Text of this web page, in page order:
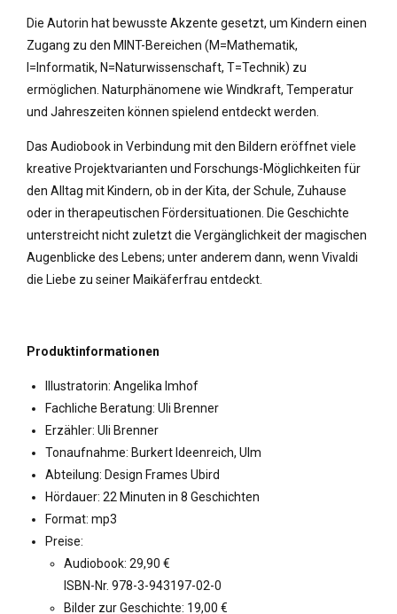
Die Autorin hat bewusste Akzente gesetzt, um Kindern einen
Zugang zu den MINT-Bereichen (M=Mathematik,
I=Informatik, N=Naturwissenschaft, T=Technik) zu
ermöglichen. Naturphänomene wie Windkraft, Temperatur
und Jahreszeiten können spielend entdeckt werden.
Das Audiobook in Verbindung mit den Bildern eröffnet viele
kreative Projektvarianten und Forschungs-Möglichkeiten für
den Alltag mit Kindern, ob in der Kita, der Schule, Zuhause
oder in therapeutischen Fördersituationen. Die Geschichte
unterstreicht nicht zuletzt die Vergänglichkeit der magischen
Augenblicke des Lebens; unter anderem dann, wenn Vivaldi
die Liebe zu seiner Maikäferfrau entdeckt.
Produktinformationen
Illustratorin: Angelika Imhof
Fachliche Beratung: Uli Brenner
Erzähler: Uli Brenner
Tonaufnahme: Burkert Ideenreich, Ulm
Abteilung: Design Frames Ubird
Hördauer: 22 Minuten in 8 Geschichten
Format: mp3
Preise:
Audiobook: 29,90 €
ISBN-Nr. 978-3-943197-02-0
Bilder zur Geschichte: 19,00 €